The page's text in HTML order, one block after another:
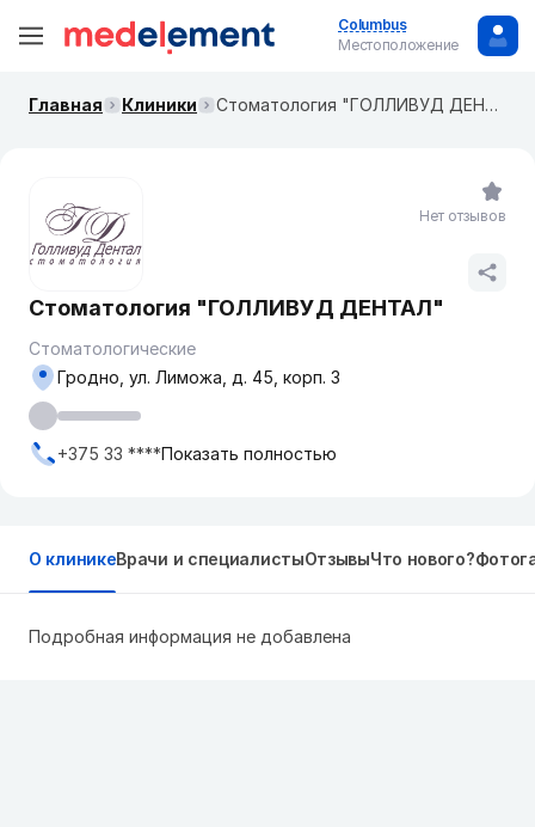
Columbus
Местоположение
Главная Клиники Стоматология "ГОЛЛИВУД ДЕНТАЛ"
Стоматология "ГОЛЛИВУД ДЕНТАЛ"
Стоматологические
Гродно, ул. Лиможа, д. 45, корп. 3
+375 33 ****Показать полностью
Нет отзывов
О клиникеВрачи и специалистыОтзывыЧто нового?
Подробная информация не добавлена